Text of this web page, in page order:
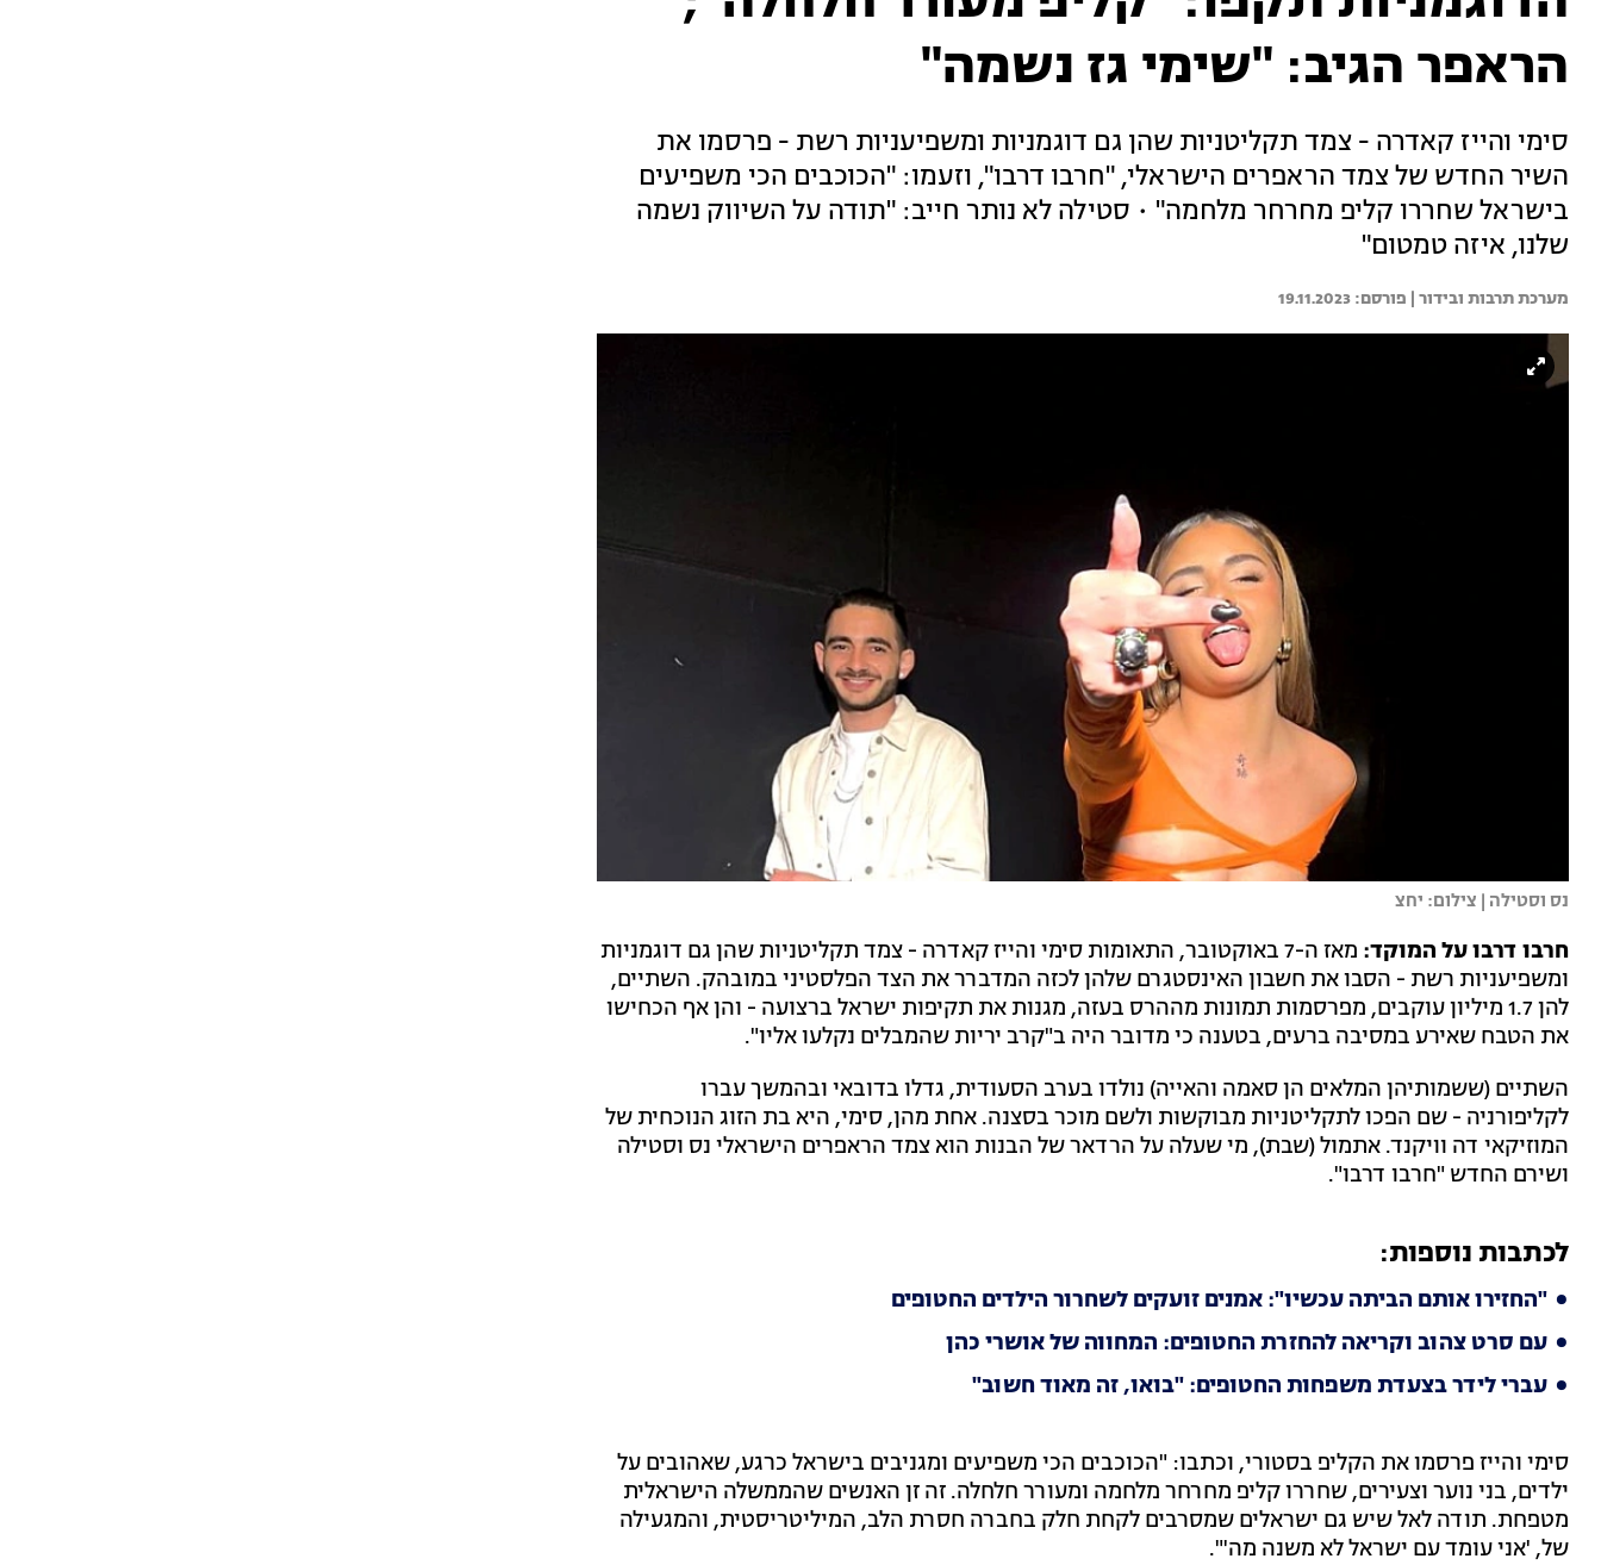
הראפר הגיב: "שימי גז נשמה"
סימי והייז קאדרה - צמד תקליטניות שהן גם דוגמניות ומשפיעניות רשת - פרסמו את
השיר החדש של צמד הראפרים הישראלי, "חרבו דרבו", וזעמו: "הכוכבים הכי משפיעים
בישראל שחררו קליפ מחרחר מלחמה" • סטילה לא נותר חייב: "תודה על השיווק נשמה
שלנו, איזה טמטום"
מערכת תרבות ובידור | 19.11.2023
נס וסטילה | צילום: יחצ
חרבו דרבו על המוקד:
מאז ה-7 באוקטובר, התאומות סימי והייז קאדרה - צמד תקליטניות שהן גם דוגמניות
ומשפיעניות רשת - הסבו את חשבון האינסטגרם שלהן לכזה המדברר את הצד הפלסטיני במובהק. השתיים,
להן 1.7 מיליון עוקבים, מפרסמות תמונות מההרס בעזה, מגנות את תקיפות ישראל ברצועה - והן אף הכחישו
את הטבח שאירע במסיבה ברעים, בטענה כי מדובר היה ב"קרב יריות שהמבלים נקלעו אליו".
השתיים (ששמותיהן המלאים הן סאמה והאייה) נולדו בערב הסעודית, גדלו בדובאי ובהמשך עברו
לקליפורניה - שם הפכו לתקליטניות מבוקשות ולשם מוכר בסצנה. אחת מהן, סימי, היא בת הזוג הנוכחית של
המוזיקאי דה וויקנד. אתמול (שבת), מי שעלה על הרדאר של הבנות הוא צמד הראפרים הישראלי נס וסטילה
ושירם החדש "חרבו דרבו".
לכתבות נוספות:
"החזירו אותם הביתה עכשיו": אמנים זועקים לשחרור הילדים החטופים
עם סרט צהוב וקריאה להחזרת החטופים: המחווה של אושרי כהן
עברי לידר בצעדת משפחות החטופים: "בואו, זה מאוד חשוב"
סימי והייז פרסמו את הקליפ בסטורי, וכתבו: "הכוכבים הכי משפיעים ומגניבים בישראל כרגע, שאהובים על
ילדים, בני נוער וצעירים, שחררו קליפ מחרחר מלחמה ומעורר חלחלה. זה זן האנשים שהממשלה הישראלית
מטפחת. תודה לאל שיש גם ישראלים שמסרבים לקחת חלק בחברה חסרת הלב, המיליטריסטית, והמגעילה
של, 'אני עומד עם ישראל לא משנה מה'".